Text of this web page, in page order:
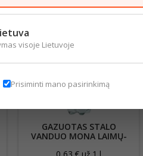
GAZUOTAS STALO
VANDUO MONA LAIMŲ-
visoje Lietuvoje
Prisiminti mano pasirinkimą